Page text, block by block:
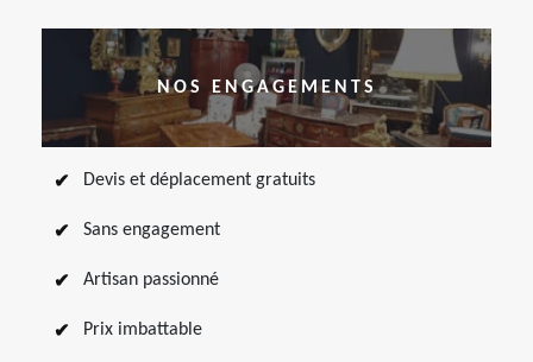
NOS ENGAGEMENTS
Devis et déplacement gratuits
Sans engagement
Artisan passionné
Prix imbattable